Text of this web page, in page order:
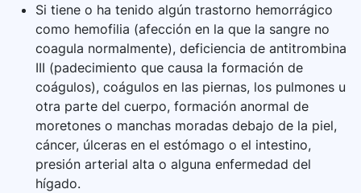
Si tiene o ha tenido algún trastorno hemorrágico
como hemofilia (afección en la que la sangre no
coagula normalmente), deficiencia de antitrombina
III (padecimiento que causa la formación de
coágulos), coágulos en las piernas, los pulmones u
otra parte del cuerpo, formación anormal de
moretones o manchas moradas debajo de la piel,
cáncer, úlceras en el estómago o el intestino,
presión arterial alta o alguna enfermedad del
hígado.